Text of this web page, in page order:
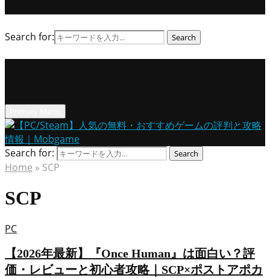
Search for: Search
Search for: Search
Home » SCP
SCP
PC
【2026年最新】『Once Human』は面白い？評
価・レビューと初心者攻略｜SCP×ポストアポカ